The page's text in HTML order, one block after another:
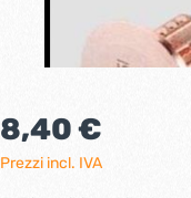
8,40 €
Prezzi incl. IVA